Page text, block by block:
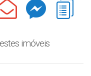
imóveis